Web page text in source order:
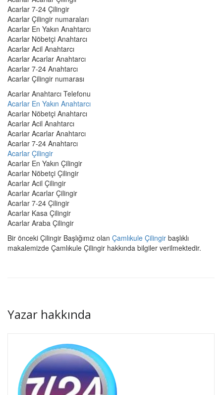
Acarlar 7-24 Çilingir
Acarlar Çilingir numaraları
Acarlar En Yakın Anahtarcı
Acarlar Nöbetçi Anahtarcı
Acarlar Acil Anahtarcı
Acarlar Acarlar Anahtarcı
Acarlar 7-24 Anahtarcı
Acarlar Çilingir numarası
Acarlar Anahtarcı Telefonu
Acarlar En Yakın Anahtarcı
Acarlar Nöbetçi Anahtarcı
Acarlar Acil Anahtarcı
Acarlar Acarlar Anahtarcı
Acarlar 7-24 Anahtarcı
Acarlar Çilingir
Acarlar En Yakın Çilingir
Acarlar Nöbetçi Çilingir
Acarlar Acil Çilingir
Acarlar Acarlar Çilingir
Acarlar 7-24 Çilingir
Acarlar Kasa Çilingir
Acarlar Araba Çilingir
Bir önceki Çilingir Başlığımız olan Çamlıkule Çilingir başlıklı
makalemizde Çamlıkule Çilingir hakkında bilgiler verilmektedir.
Yazar hakkında